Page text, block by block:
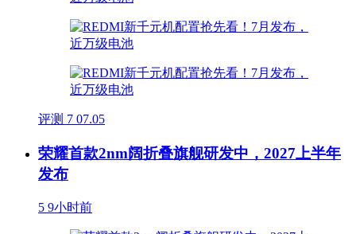
评测 7 07.05
荣耀首款2nm阔折叠旗舰研发中，2027上半年
发布
5 9小时前